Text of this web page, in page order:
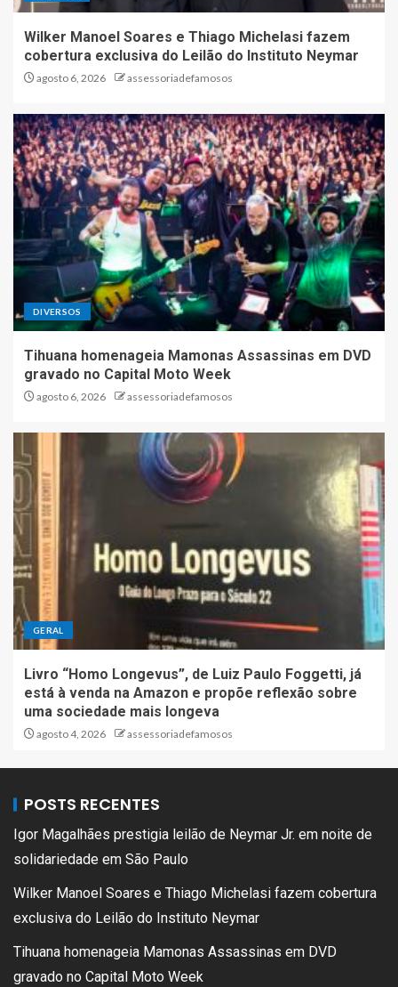
Wilker Manoel Soares e Thiago Michelasi fazem
cobertura exclusiva do Leilão do Instituto Neymar
agosto 6, 2026 assessoriadefamosos
DIVERSOS
Tihuana homenageia Mamonas Assassinas em DVD
gravado no Capital Moto Week
agosto 6, 2026 assessoriadefamosos
GERAL
Livro “Homo Longevus”, de Luiz Paulo Foggetti, já
está à venda na Amazon e propõe reflexão sobre
uma sociedade mais longeva
agosto 4, 2026 assessoriadefamosos
POSTS RECENTES
Igor Magalhães prestigia leilão de Neymar Jr. em noite de
solidariedade em São Paulo
Wilker Manoel Soares e Thiago Michelasi fazem cobertura
exclusiva do Leilão do Instituto Neymar
Tihuana homenageia Mamonas Assassinas em DVD
gravado no Capital Moto Week